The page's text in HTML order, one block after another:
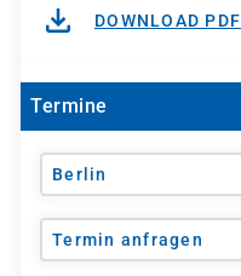
DOWNLOAD PDF
Termine
Berlin
Termin anfragen